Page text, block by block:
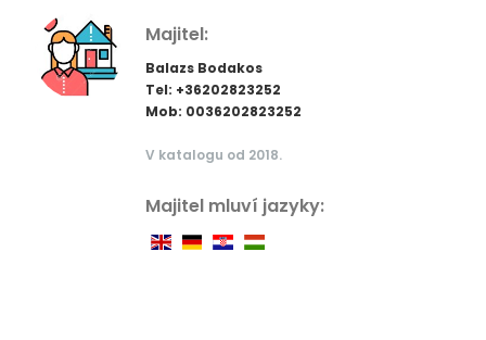
Majitel:
Balazs Bodakos
Tel: +36202823252
Mob: 0036202823252
V katalogu od 2018.
Majitel mluví jazyky: